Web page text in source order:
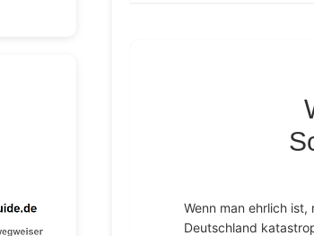
Wenn man ehrlich
Deutschland